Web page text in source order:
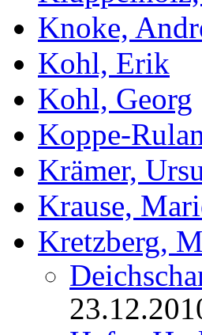
Knoke,
Kohl, Erik
Kohl, Georg
Koppe-
Krämer,
Krause,
Kretzberg,